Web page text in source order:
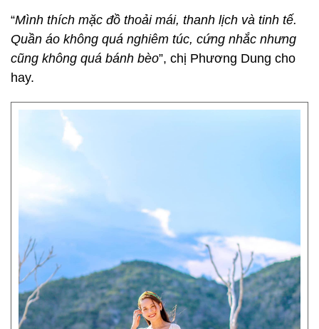
“Mình thích mặc đồ thoải mái, thanh lịch và tinh tế.
Quần áo không quá nghiêm túc, cứng nhắc nhưng
cũng không quá bánh bèo”, chị Phương Dung cho
hay.